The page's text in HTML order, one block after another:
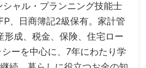
ャル・プランニング技能士
、日商簿記2級保有。家計管
形成、税金、保険、住宅ロー
ーを中心に、7年にわたり学